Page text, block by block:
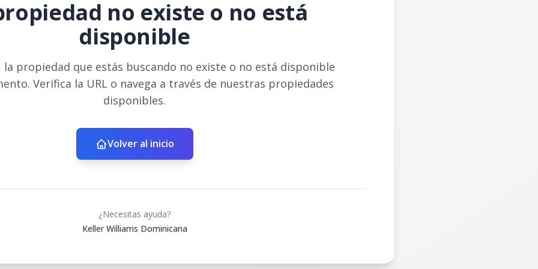
no existe o no está
disponible
propiedad que estás buscando no existe o no está disponible
Verifica la URL o navega a través de nuestras propiedades
disponibles.
Volver al inicio
¿Necesitas ayuda?
Keller Williams Dominicana